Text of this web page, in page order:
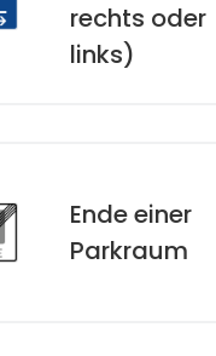
rechts oder
links)
Ende einer
Parkraum­